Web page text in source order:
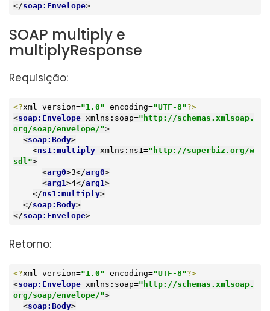
</soap:Envelope>
SOAP multiply e
multiplyResponse
Requisição:
<?xml version="1.0" encoding="UTF-8"?>
<soap:Envelope xmlns:soap="http://schemas.xmlsoap.
org/soap/envelope/">
<soap:Body>
<ns1:multiply xmlns:ns1 ="http://superbiz.org/w
sdl">
<arg0>3</arg0>
<arg1>4</arg1>
</ns1:multiply>
</soap:Body>
</soap:Envelope>
Retorno:
<?xml version="1.0" encoding="UTF-8"?>
<soap:Envelope xmlns:soap="http://schemas.xmlsoap.
org/soap/envelope/">
<soap:Body>